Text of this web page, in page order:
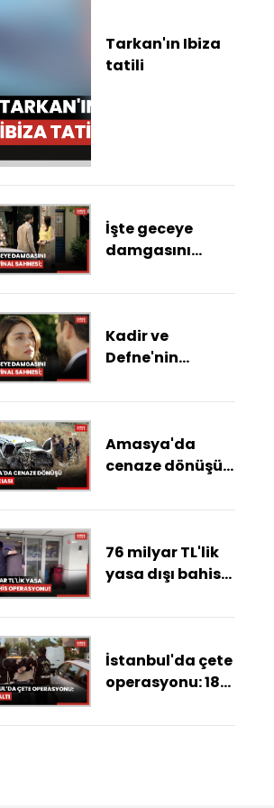
Tarkan'ın Ibiza
tatili
İşte geceye
damgasını
sahnesi;
Kadir ve
Defne'nin
yüzleşmesi;
Amasya'da
cenaze dönüşü
76 milyar TL'lik
yasa dışı bahis
İstanbul'da çete
operasyonu: 18